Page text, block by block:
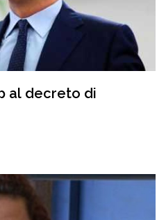
al decreto di